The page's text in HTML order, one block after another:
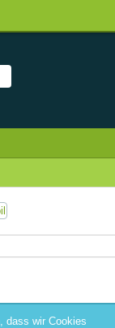
dass wir Cookies